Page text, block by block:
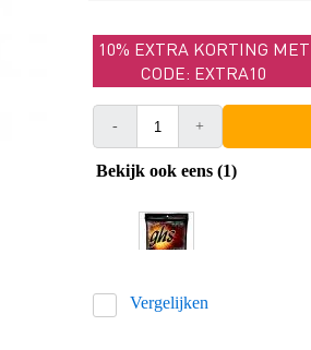
10% EXTRA KORTING MET
CODE: EXTRA10
- +
Bekijk ook eens (1)
Vergelijken